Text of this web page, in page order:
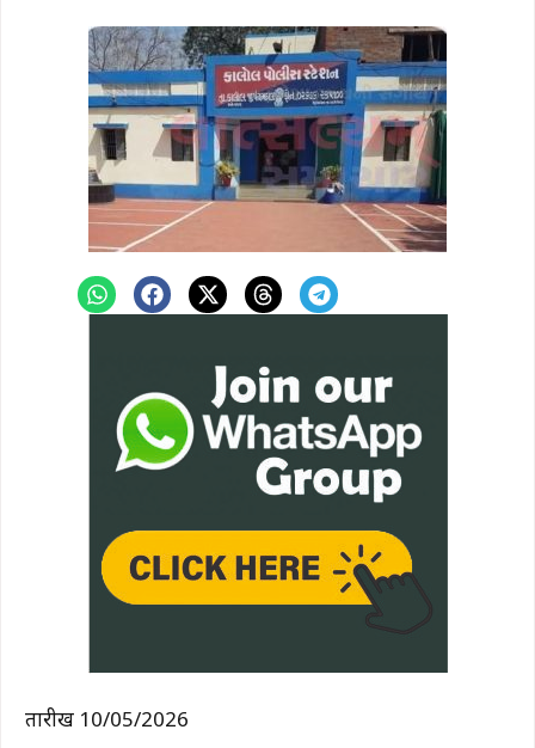
तारीख 10/05/2026